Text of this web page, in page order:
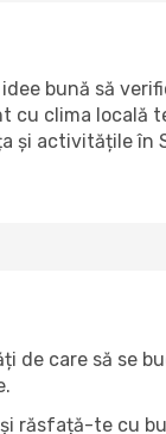
bună să
cu clima
și activitățile
care să se
răsfață-te cu